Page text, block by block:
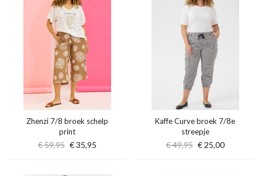
Zhenzi 7/8 broek schelp
print
€ 59,95 € 35,95
Kaffe Curve broek 7/8e
streepje
€ 49,95 € 25,00